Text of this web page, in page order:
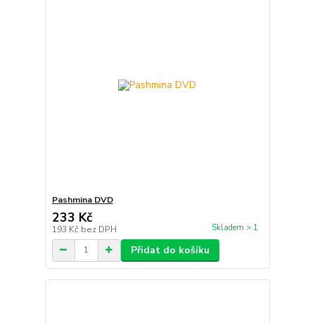
Pashmina DVD
233 Kč
193 Kč bez DPH Skladem > 1
Přidat do košíku